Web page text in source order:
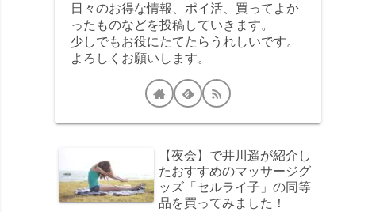
日々のお得な情報、ポイ活、買ってよか
ったものなどを投稿していきます。
少しでもお役にたてたらうれしいです。
よろしくお願いします。
【夜会】で井川遥が紹介し
たおすすめのマッサージグ
ッズ「セルライ子」の同等
品を買ってみました！